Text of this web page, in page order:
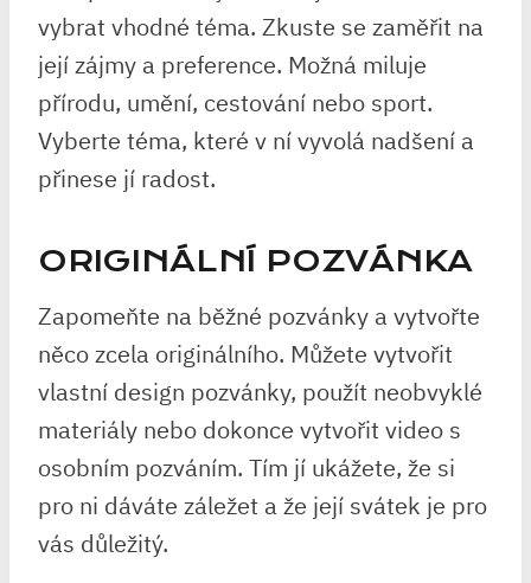
vybrat vhodné téma. Zkuste se zaměřit na
její zájmy a preference. Možná miluje
přírodu, umění, cestování nebo sport.
Vyberte téma, které v ní vyvolá nadšení a
přinese jí radost.
ORIGINÁLNÍ POZVÁNKA
Zapomeňte na běžné pozvánky a vytvořte
něco zcela originálního. Můžete vytvořit
vlastní design pozvánky, použít neobvyklé
materiály nebo dokonce vytvořit video s
osobním pozváním. Tím jí ukážete, že si
pro ni dáváte záležet a že její svátek je pro
vás důležitý.